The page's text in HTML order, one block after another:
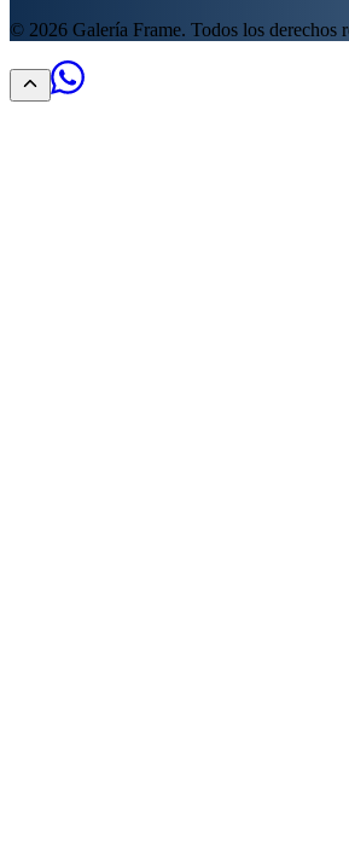
© 2026 Galería Frame. Todos los derechos